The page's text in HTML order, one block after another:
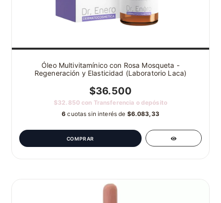
Óleo Multivitamínico con Rosa Mosqueta -
Regeneración y Elasticidad (Laboratorio Laca)
$36.500
$32.850con Transferencia o depósito
6 cuotas sin interés de $6.083,33